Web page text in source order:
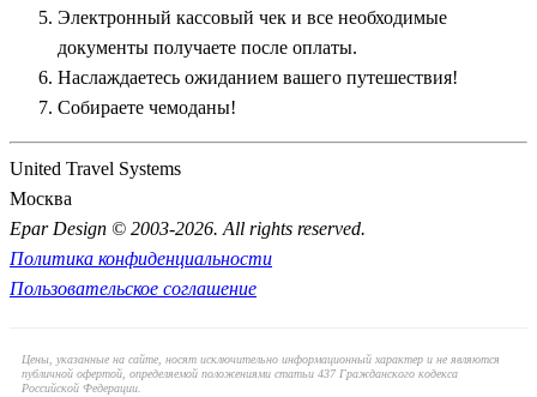
труднодоступным объектам в окрестностях Сием Рипа. Среди
Священное горное плато
уникальное русло реки с тысячей высеченных на дне
скале и искупаться в чистейшем прохладном водопаде
посреди джунглей;
почувствовать себя первыми исследователями-
Электронный кассовый чек и все необходимые
документы получаете после оплаты.
Наслаждаетесь ожиданием вашего путешествия!
Собираете чемоданы!
United Travel Systems
Москва
Epar Design © 2003-2026. All rights reserved.
Политика конфиденциальности
Пользовательское соглашение
Цены, указанные на сайте, носят исключительно информационный характер и не являются
публичной офертой, определяемой положениями статьи 437 Гражданского кодекса
Российской Федерации.